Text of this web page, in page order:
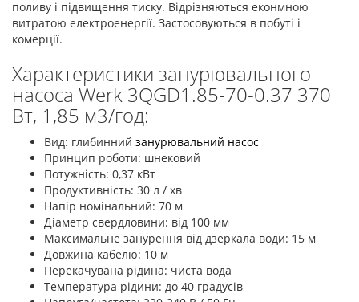
поливу і підвищення тиску. Відрізняються еконмною
витратою електроенергії. Застосовуються в побуті і
комерції.
Характеристики занурювального
насоса Werk 3QGD1.85-70-0.37 370
Вт, 1,85 м3/год:
Вид: глибинний занурювальний насос
Принцип роботи: шнековий
Потужність: 0,37 кВт
Продуктивність: 30 л / хв
Напір номінальний: 70 м
Діаметр свердловини: від 100 мм
Максимальне занурення від дзеркала води: 15 м
Довжина кабелю: 10 м
Перекачувана рідина: чиста вода
Температура рідини: до 40 градусів